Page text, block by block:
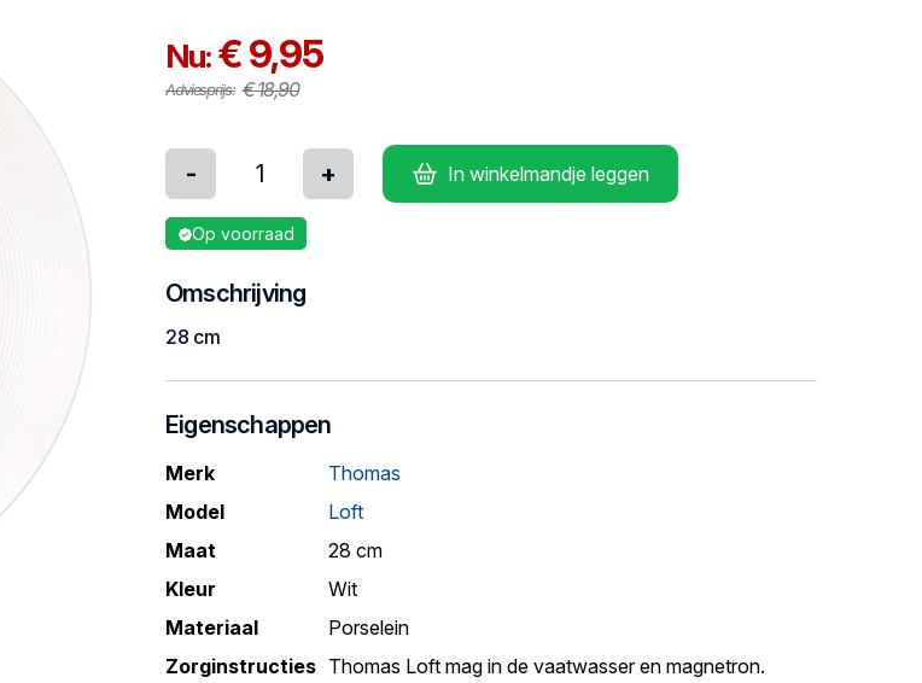
Nu:€ 9,95
Adviesprijs: € 18,90
- + In winkelmandje leggen
Op voorraad
Omschrijving
28 cm
Eigenschappen
Merk
Thomas
Model
Loft
Maat
28 cm
Kleur
Wit
Materiaal
Porselein
Zorginstructies Thomas Loft mag in de vaatwasser en magnetron.